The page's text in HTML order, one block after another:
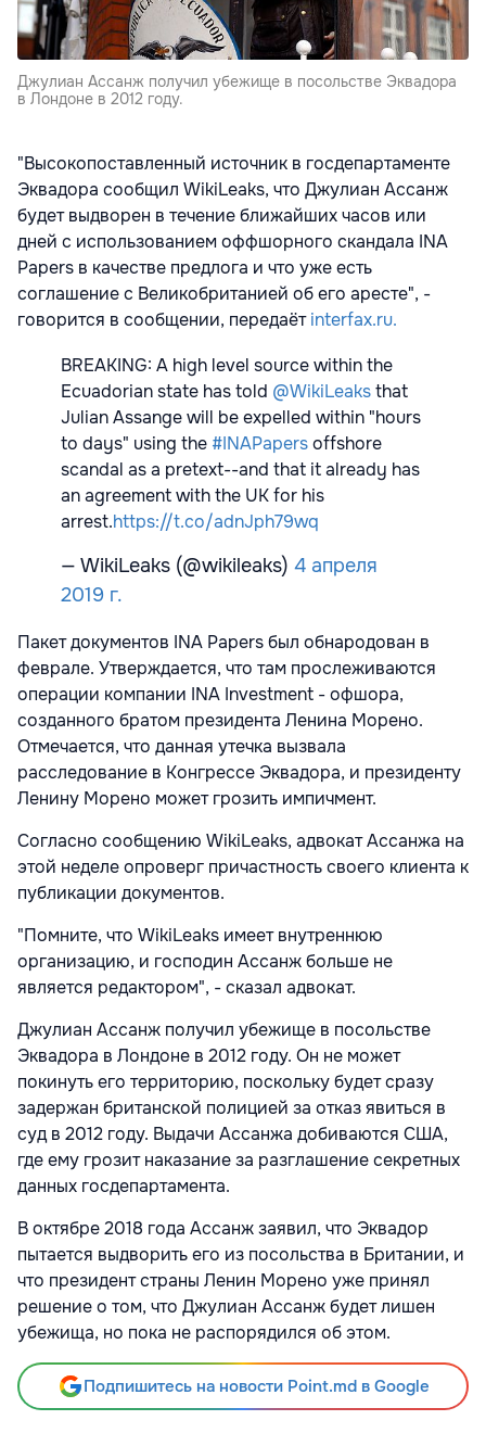
Джулиан Ассанж получил убежище в посольстве Эквадора
в Лондоне в 2012 году.
"Высокопоставленный источник в госдепартаменте
Эквадора сообщил WikiLeaks, что Джулиан Ассанж
будет выдворен в течение ближайших часов или
дней с использованием оффшорного скандала INA
Papers в качестве предлога и что уже есть
соглашение с Великобританией об его аресте", -
говорится в сообщении, передаётinterfax.ru.
BREAKING: A high level source within the
Ecuadorian state has told @WikiLeaksthat
Julian Assange will be expelled within "hours
to days" using the #INAPapersoffshore
scandal as a pretext--and that it already has
an agreement with the UK for his
arrest.https://t.co/adnJph79wq
— WikiLeaks (@wikileaks) 4 апреля
2019 г.
Пакет документов INA Papers был обнародован в
феврале. Утверждается, что там прослеживаются
операции компании INA Investment - офшора,
созданного братом президента Ленина Морено.
Отмечается, что данная утечка вызвала
расследование в Конгрессе Эквадора, и президенту
Ленину Морено может грозить импичмент.
Согласно сообщению WikiLeaks, адвокат Ассанжа на
этой неделе опроверг причастность своего клиента к
публикации документов.
"Помните, что WikiLeaks имеет внутреннюю
организацию, и господин Ассанж больше не
является редактором", - сказал адвокат.
Джулиан Ассанж получил убежище в посольстве
Эквадора в Лондоне в 2012 году. Он не может
покинуть его территорию, поскольку будет сразу
задержан британской полицией за отказ явиться в
суд в 2012 году. Выдачи Ассанжа добиваются США,
где ему грозит наказание за разглашение секретных
данных госдепартамента.
В октябре 2018 года Ассанж заявил, что Эквадор
пытается выдворить его из посольства в Британии, и
что президент страны Ленин Морено уже принял
решение о том, что Джулиан Ассанж будет лишен
убежища, но пока не распорядился об этом.
Подпишитесь на новости Point.md в Google